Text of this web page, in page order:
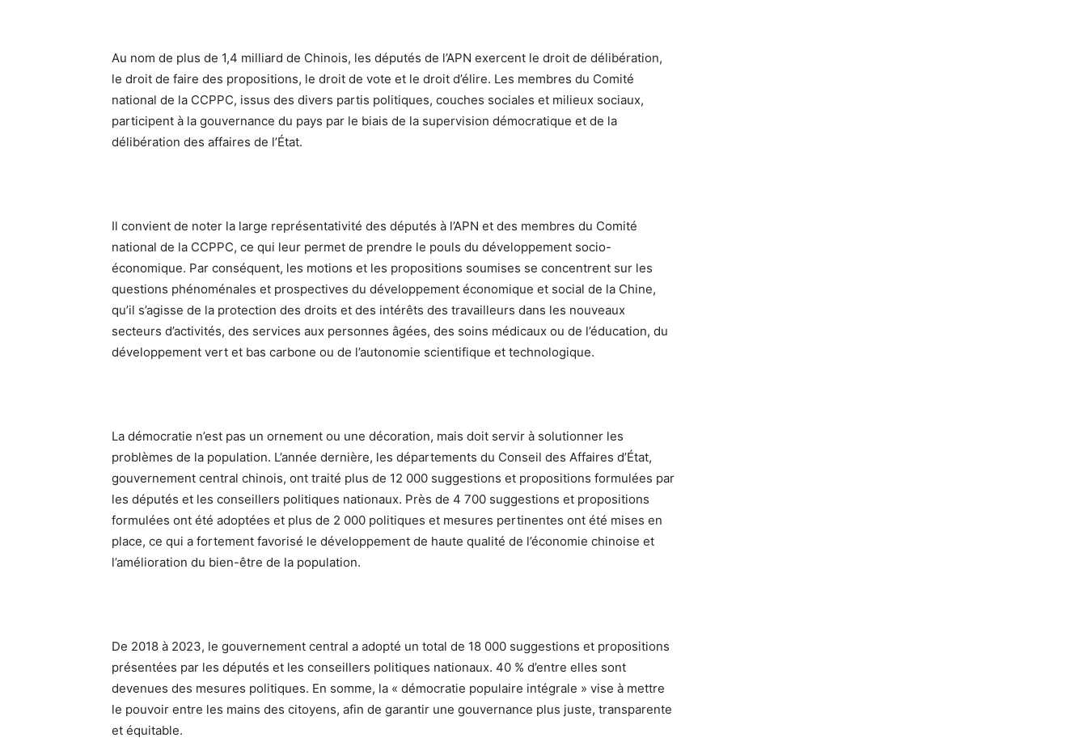
Au nom de plus de 1,4 milliard de Chinois, les députés de l’APN exercent le droit de délibération,
le droit de faire des propositions, le droit de vote et le droit d’élire. Les membres du Comité
national de la CCPPC, issus des divers partis politiques, couches sociales et milieux sociaux,
participent à la gouvernance du pays par le biais de la supervision démocratique et de la
délibération des affaires de l’État.
Il convient de noter la large représentativité des députés à l’APN et des membres du Comité
national de la CCPPC, ce qui leur permet de prendre le pouls du développement socio-
économique. Par conséquent, les motions et les propositions soumises se concentrent sur les
questions phénoménales et prospectives du développement économique et social de la Chine,
qu’il s’agisse de la protection des droits et des intérêts des travailleurs dans les nouveaux
secteurs d’activités, des services aux personnes âgées, des soins médicaux ou de l’éducation, du
développement vert et bas carbone ou de l’autonomie scientifique et technologique.
La démocratie n’est pas un ornement ou une décoration, mais doit servir à solutionner les
problèmes de la population. L’année dernière, les départements du Conseil des Affaires d’État,
gouvernement central chinois, ont traité plus de 12 000 suggestions et propositions formulées par
les députés et les conseillers politiques nationaux. Près de 4 700 suggestions et propositions
formulées ont été adoptées et plus de 2 000 politiques et mesures pertinentes ont été mises en
place, ce qui a fortement favorisé le développement de haute qualité de l’économie chinoise et
l’amélioration du bien-être de la population.
De 2018 à 2023, le gouvernement central a adopté un total de 18 000 suggestions et propositions
présentées par les députés et les conseillers politiques nationaux. 40 % d’entre elles sont
devenues des mesures politiques. En somme, la « démocratie populaire intégrale » vise à mettre
le pouvoir entre les mains des citoyens, afin de garantir une gouvernance plus juste, transparente
et équitable.